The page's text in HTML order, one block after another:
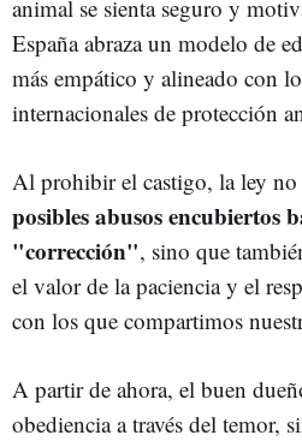
animal se sienta seguro y
España abraza un modelo de
más empático y alineado con
internacionales de protección
Al prohibir el castigo, la ley
posibles abusos encubiertos
"corrección", sino que
el valor de la paciencia y el
con los que compartimos
A partir de ahora, el buen
obediencia a través del temor,